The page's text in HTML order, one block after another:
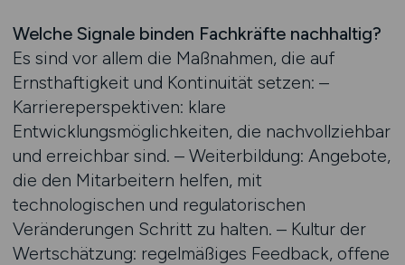
Welche Signale binden Fachkräfte nachhaltig?
Es sind vor allem die Maßnahmen, die auf
Ernsthaftigkeit und Kontinuität setzen: –
Karriereperspektiven: klare
Entwicklungsmöglichkeiten, die nachvollziehbar
und erreichbar sind. – Weiterbildung: Angebote,
die den Mitarbeitern helfen, mit
technologischen und regulatorischen
Veränderungen Schritt zu halten. – Kultur der
Wertschätzung: regelmäßiges Feedback, offene